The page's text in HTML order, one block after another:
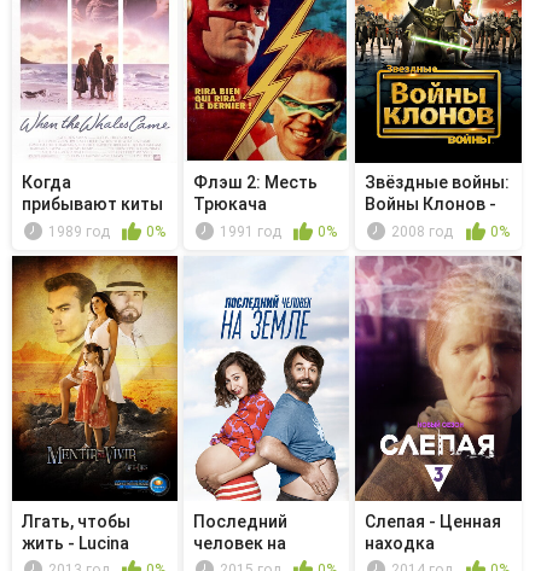
Когда
прибывают киты
1989 год 0%
Флэш 2: Месть
Трюкача
1991 год 0%
Звёздные войны:
Войны Клонов -
Невинн...
2008 год 0%
Лгать, чтобы
жить - Lucina
tiene miedo
Последний
человек на
Земле - Some
Слепая - Ценная
находка